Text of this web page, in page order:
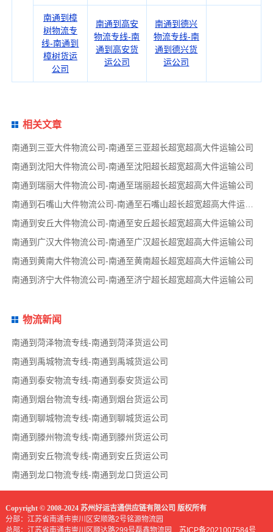
南通到樟
树物流专
线-南通到
樟树货运
公司
南通到高安
物流专线-南
通到高安货
运公司
南通到德兴
物流专线-南
通到德兴货
运公司
相关文章
南通到三亚大件物流公司-南通至三亚超长超宽超高大件运输公司
南通到沈阳大件物流公司-南通至沈阳超长超宽超高大件运输公司
南通到瑞丽大件物流公司-南通至瑞丽超长超宽超高大件运输公司
南通到石嘴山大件物流公司-南通至石嘴山超长超宽超高大件运输公司
南通到安丘大件物流公司-南通至安丘超长超宽超高大件运输公司
南通到广汉大件物流公司-南通至广汉超长超宽超高大件运输公司
南通到黄南大件物流公司-南通至黄南超长超宽超高大件运输公司
南通到济宁大件物流公司-南通至济宁超长超宽超高大件运输公司
物流新闻
南通到菏泽物流专线-南通到菏泽货运公司
南通到禹城物流专线-南通到禹城货运公司
南通到泰安物流专线-南通到泰安货运公司
南通到烟台物流专线-南通到烟台货运公司
南通到聊城物流专线-南通到聊城货运公司
南通到滕州物流专线-南通到滕州货运公司
南通到安丘物流专线-南通到安丘货运公司
南通到龙口物流专线-南通到龙口货运公司
Copyright © 2008-2024 苏州好运吉通供应链有限公司 版权所有
分部：江苏省南通市崇川区安顺路2号铭源物流园
总部：江苏省南通市崇川区顺达路299号磊鑫物流园 苏ICP备2021007584号